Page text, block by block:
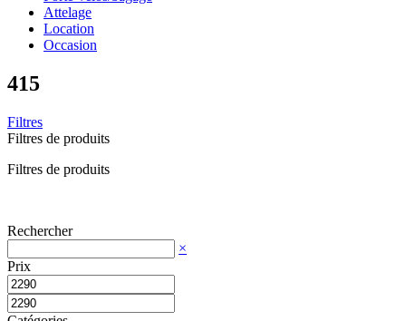
Attelage
Location
Occasion
415
Filtres
Filtres de produits
Filtres de produits
Rechercher
×
Prix